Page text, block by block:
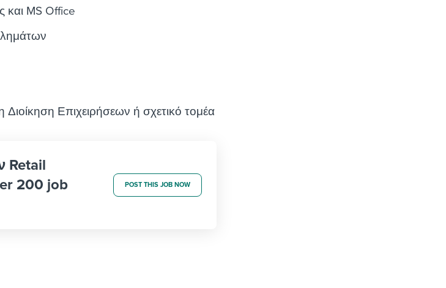
και MS Office
Διοίκηση Επιχειρήσεων ή σχετικό τομέα
Retail
200 job
POST THIS JOB NOW